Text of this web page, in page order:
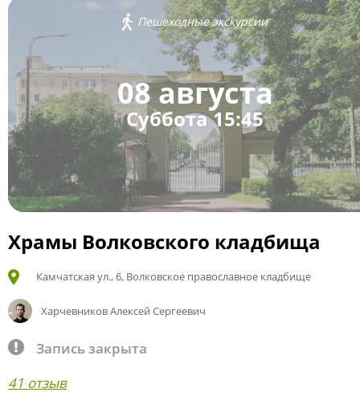
Пешеходные экскурсии
08 августа
Суббота 15:45
Храмы Волковского кладбища
Камчатская ул., 6, Волковское православное кладбище
Харчевников Алексей Сергеевич
Запись закрыта
41 отзыв